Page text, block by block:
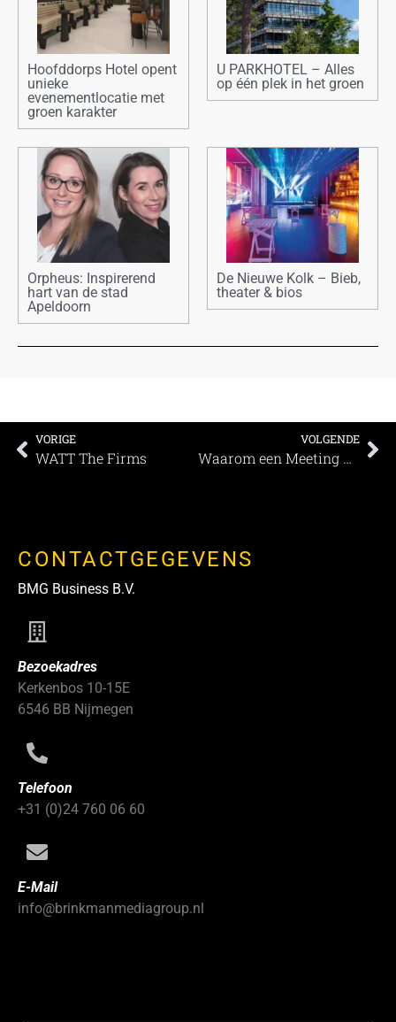
Hoofddorps Hotel opent
unieke
evenementlocatie met
groen karakter
U PARKHOTEL – Alles
op één plek in het groen
Orpheus: Inspirerend
hart van de stad
Apeldoorn
De Nieuwe Kolk – Bieb,
theater & bios
VORIGE
WATT The Firms
VOLGENDE
Waarom een Meeting Design Matrix helpt effectieve(re) meetings te ontwikkelen
CONTACTGEGEVENS
BMG Business B.V.
Bezoekadres
Kerkenbos 10-15E
6546 BB Nijmegen
Telefoon
+31 (0)24 760 06 60
E-Mail
info@brinkmanmediagroup.nl